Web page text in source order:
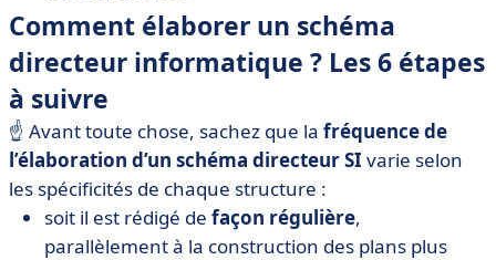
Comment élaborer un schéma
directeur informatique ? Les 6 étapes
à suivre
☝️ Avant toute chose, sachez que la fréquence de
l’élaboration d’un schéma directeur SI varie selon
les spécificités de chaque structure :
soit il est rédigé de façon régulière,
parallèlement à la construction des plans plus